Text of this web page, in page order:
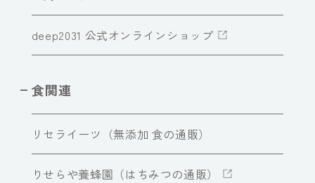
deep2031 公式オンラインショップ
食関連
リセライーツ（無添加 食の通販）
りせらや養蜂園（はちみつの通販）